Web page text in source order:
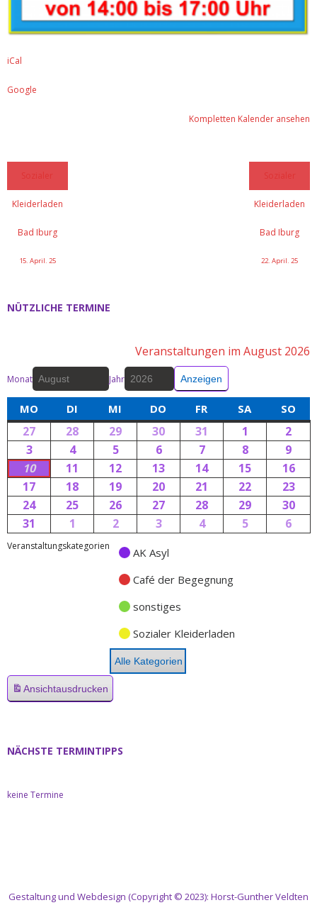
iCal
Google
Kompletten Kalender ansehen
Sozialer
Kleiderladen
Bad Iburg
15. April. 25
Sozialer
Kleiderladen
Bad Iburg
22. April. 25
NÜTZLICHE TERMINE
Veranstaltungen im August 2026
Monat Jahr
MO DI MI DO FR SA SO
27 28 29 30 31 1
2
3
4 5 6 7 8
9
10
11 12 13 14 15
16
17
18 19 20 21 22
23
24
25 26 27 28 29
30
31
1 2 3 4 5 6
Veranstaltungskategorien
AK Asyl
Café der Begegnung
sonstiges
Sozialer Kleiderladen
Alle Kategorien
Ansichtausdrucken
NÄCHSTE TERMINTIPPS
keine Termine
Gestaltung und Webdesign (Copyright © 2023): Horst-Gunther Veldten